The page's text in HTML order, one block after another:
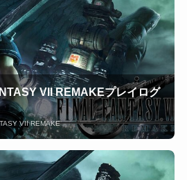
VII REMAKEプレイログ
VII REMAKE